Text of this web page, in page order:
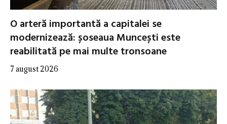
O arteră importantă a capitalei se
modernizează: șoseaua Muncești este
reabilitată pe mai multe tronsoane
7 august 2026